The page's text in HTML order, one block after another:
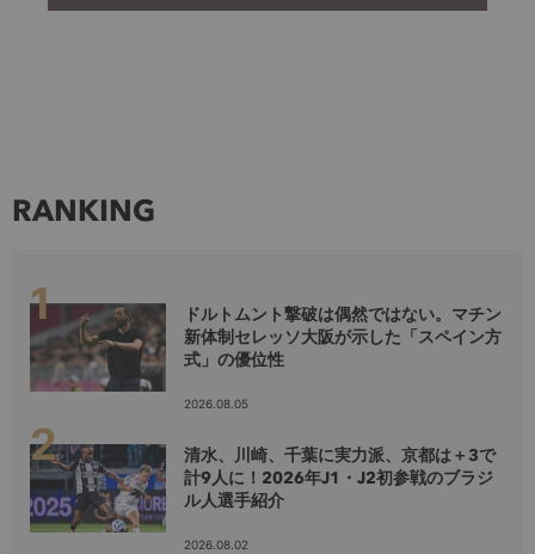
RANKING
ドルトムント撃破は偶然ではない。マチン
新体制セレッソ大阪が示した「スペイン方
式」の優位性
2026.08.05
清水、川崎、千葉に実力派、京都は＋3で
計9人に！2026年J1・J2初参戦のブラジ
ル人選手紹介
2026.08.02